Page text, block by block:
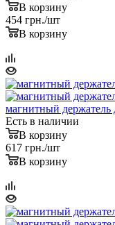
В корзину
454 грн./шт
В корзину
магнитный
Есть в наличии
В корзину
617 грн./шт
В корзину